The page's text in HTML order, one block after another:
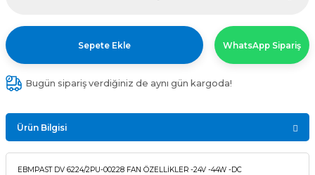
Sepete Ekle WhatsApp Sipariş
Bugün sipariş verdiğiniz de aynı gün kargoda!
Ürün Bilgisi
EBMPAST DV 6224/2PU-00228 FAN ÖZELLİKLER -24V -44W -DC